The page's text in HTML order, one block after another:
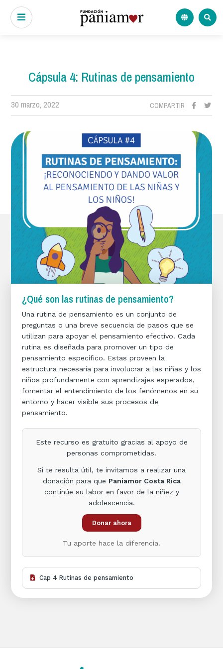
Cápsula 4: Rutinas de pensamiento
30 marzo, 2022 COMPARTIR
¿Qué son las rutinas de pensamiento?
Una rutina de pensamiento es un conjunto de
preguntas o una breve secuencia de pasos que se
utilizan para apoyar el pensamiento efectivo. Cada
rutina es diseñada para promover un tipo de
pensamiento específico. Estas proveen la
estructura necesaria para involucrar a las niñas y los
niños profundamente con aprendizajes esperados,
fomentar el entendimiento de los fenómenos en su
entorno y hacer visible sus procesos de
pensamiento.
Este recurso es gratuito gracias al apoyo de
personas comprometidas.
Si te resulta útil, te invitamos a realizar una
donación para que Paniamor Costa Rica
continúe su labor en favor de la niñez y
adolescencia.
Donar ahora
Tu aporte hace la diferencia.
Cap 4 Rutinas de pensamiento